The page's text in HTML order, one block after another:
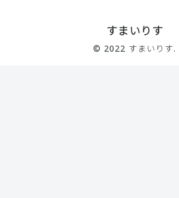
すまいりす
© 2022 すまいりす.